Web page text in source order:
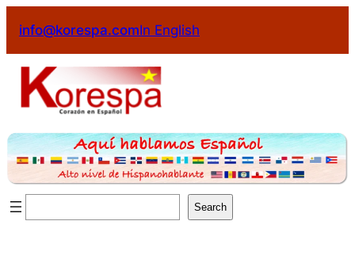
contenido
info@korespa.comIn English
Search